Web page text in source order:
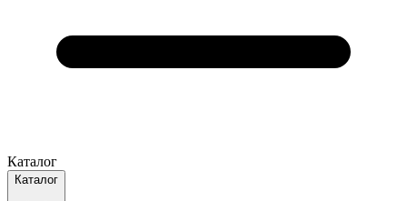
Каталог
Каталог